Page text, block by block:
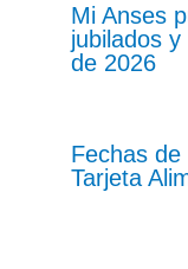
Mi Anses
jubilados
de 2026
Fechas
Tarjeta